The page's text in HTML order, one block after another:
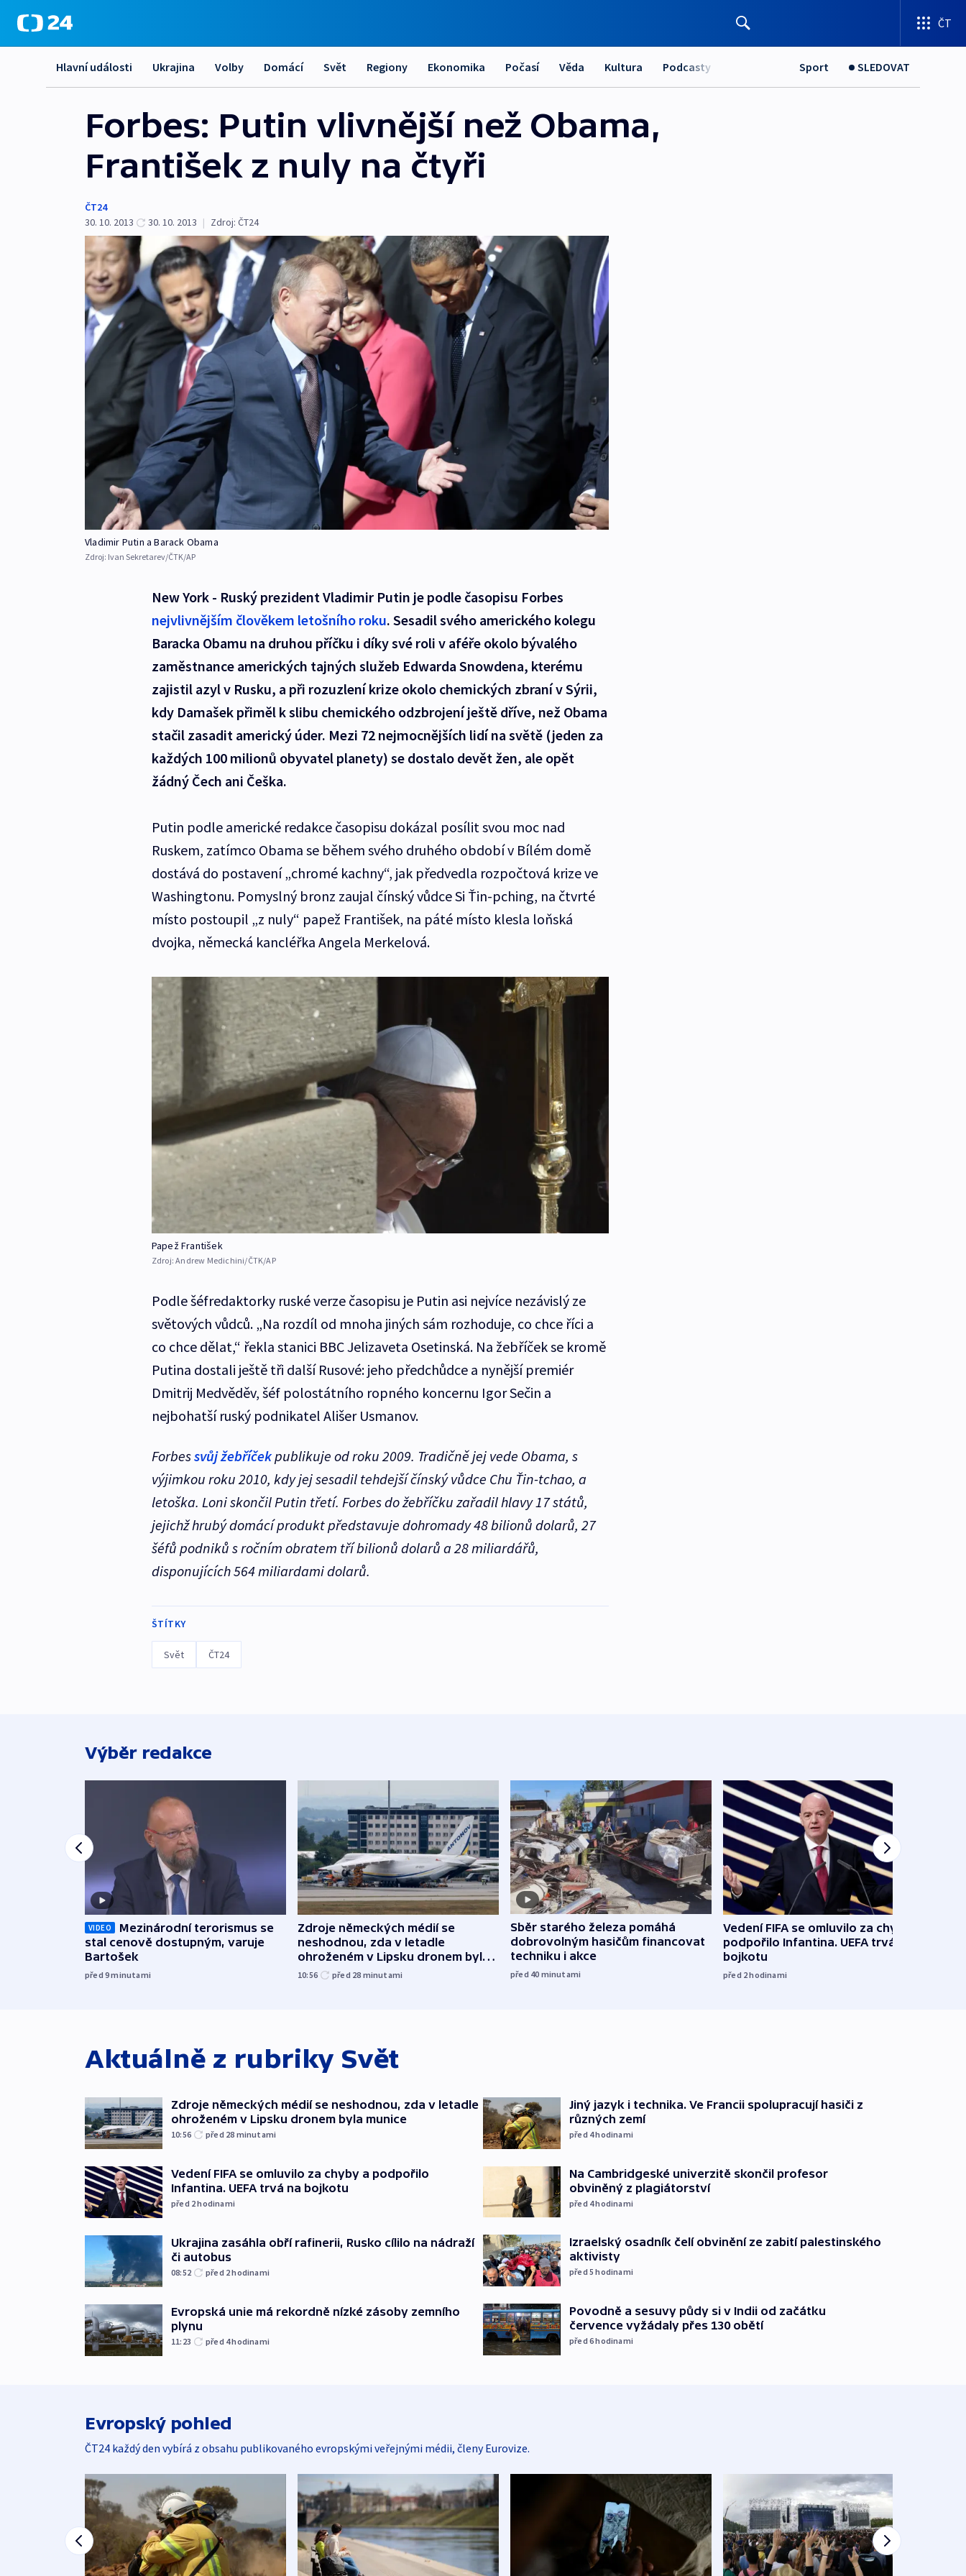
ČT
Hlavní události Ukrajina Volby Domácí Svět Regiony Ekonomika Počasí Věda Kultura Podcasty Sport SLEDOVAT
Forbes: Putin vlivnější než Obama,
František z nuly na čtyři
ČT24
30. 10. 2013
30. 10. 2013 | Zdroj: ČT24
Vladimir Putin a Barack Obama
Zdroj: Ivan Sekretarev/ČTK/AP
New York - Ruský prezident Vladimir Putin je podle časopisu Forbes
nejvlivnějším člověkem letošního roku. Sesadil svého amerického kolegu
Baracka Obamu na druhou příčku i díky své roli v aféře okolo bývalého
zaměstnance amerických tajných služeb Edwarda Snowdena, kterému
zajistil azyl v Rusku, a při rozuzlení krize okolo chemických zbraní v Sýrii,
kdy Damašek přiměl k slibu chemického odzbrojení ještě dříve, než Obama
stačil zasadit americký úder. Mezi 72 nejmocnějších lidí na světě (jeden za
každých 100 milionů obyvatel planety) se dostalo devět žen, ale opět
žádný Čech ani Češka.
Putin podle americké redakce časopisu dokázal posílit svou moc nad
Ruskem, zatímco Obama se během svého druhého období v Bílém domě
dostává do postavení „chromé kachny“, jak předvedla rozpočtová krize ve
Washingtonu. Pomyslný bronz zaujal čínský vůdce Si Ťin-pching, na čtvrté
místo postoupil „z nuly“ papež František, na páté místo klesla loňská
dvojka, německá kancléřka Angela Merkelová.
Papež František
Zdroj:Andrew Medichini/ČTK/AP
Podle šéfredaktorky ruské verze časopisu je Putin asi nejvíce nezávislý ze
světových vůdců. „Na rozdíl od mnoha jiných sám rozhoduje, co chce říci a
co chce dělat,“ řekla stanici BBC Jelizaveta Osetinská. Na žebříček se kromě
Putina dostali ještě tři další Rusové: jeho předchůdce a nynější premiér
Dmitrij Medvěděv, šéf polostátního ropného koncernu Igor Sečin a
nejbohatší ruský podnikatel Ališer Usmanov.
Forbessvůj žebříčekpublikuje od roku 2009. Tradičně jej vede Obama, s
výjimkou roku 2010, kdy jej sesadil tehdejší čínský vůdce Chu Ťin-tchao, a
letoška. Loni skončil Putin třetí. Forbes do žebříčku zařadil hlavy 17 států,
jejichž hrubý domácí produkt představuje dohromady 48 bilionů dolarů, 27
šéfů podniků s ročním obratem tří bilionů dolarů a 28 miliardářů,
disponujících 564 miliardami dolarů.
ŠTÍTKY
Svět ČT24
Výběr redakce
VIDEO
Mezinárodní terorismus se
stal cenově dostupným, varuje
Bartošek
před 9minutami
Zdroje německých médií se
neshodnou, zda v letadle
ohroženém v Lipsku dronem byla
munice
10:56 před 28 minutami
Sběr starého železa pomáhá
dobrovolným hasičům financovat
techniku i akce
před 40 minutami
Vedení FIFA se omluvilo za chyby a
podpořilo Infantina. UEFA trvá na
bojkotu
před 2hodinami
Aktuálně z rubriky Svět
Zdroje německých médií se neshodnou, zda v letadle
ohroženém v Lipsku dronem byla munice
10:56 před 28 minutami
Vedení FIFA se omluvilo za chyby a podpořilo
Infantina. UEFA trvá na bojkotu
před 2hodinami
Ukrajina zasáhla obří rafinerii, Rusko cílilo na nádraží
či autobus
08:52 před 2hodinami
Evropská unie má rekordně nízké zásoby zemního
plynu
11:23 před 4hodinami
Jiný jazyk i technika. Ve Francii spolupracují hasiči z
různých zemí
před 4hodinami
Na Cambridgeské univerzitě skončil profesor
obviněný z plagiátorství
před 4hodinami
Izraelský osadník čelí obvinění ze zabití palestinského
aktivisty
před 5hodinami
Povodně a sesuvy půdy si v Indii od začátku
července vyžádaly přes 130 obětí
před 6hodinami
Evropský pohled
ČT24 každý den vybírá z obsahu publikovaného evropskými veřejnými médii, členy Eurovize.